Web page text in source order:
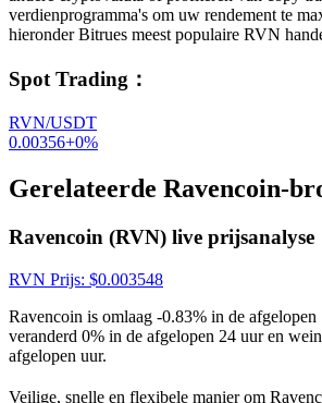
verdienprogramma's om uw rendement te
hieronder Bitrues meest populaire RVN
Spot Trading ：
RVN/USDT
0.00356+0%
Gerelateerde Ravencoin-
Ravencoin (RVN) live prijsanalyse
RVN Prijs: $0.003548
Ravencoin is omlaag -0.83% in de
veranderd 0% in de afgelopen 24 uur en
afgelopen uur.
Veilige, snelle en flexibele manier om